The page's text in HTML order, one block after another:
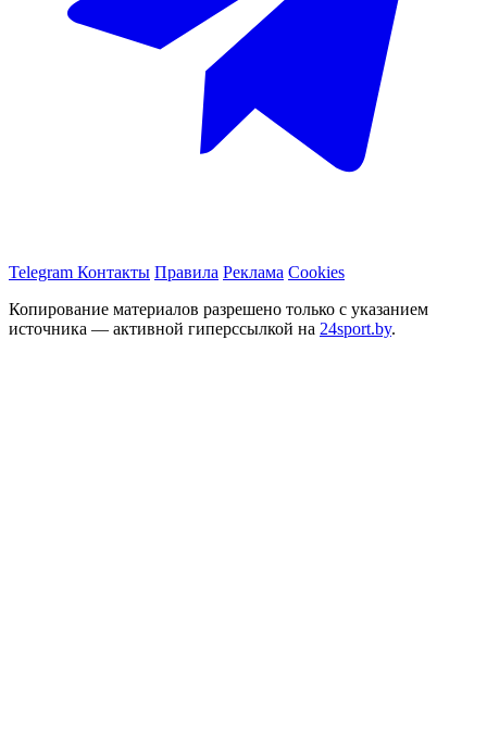
Telegram Контакты Правила Реклама Cookies
Копирование материалов разрешено только с указанием
источника — активной гиперссылкой на 24sport.by.